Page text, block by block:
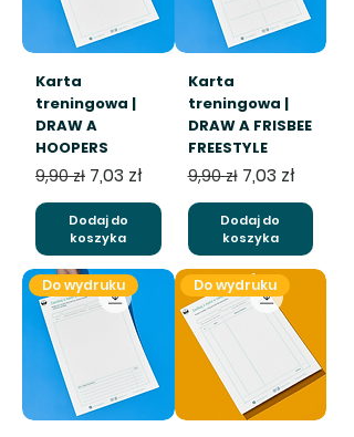
Karta
treningowa |
DRAW A
HOOPERS
Regularna cena
9,90 zł Cena rabatowa
7,03 zł
Dodaj do
koszyka
Karta
treningowa |
DRAW A FRISBEE
FREESTYLE
Regularna cena
9,90 zł Cena
7,03 zł
Dodaj do
koszyka
Do wydruku Do wydruku